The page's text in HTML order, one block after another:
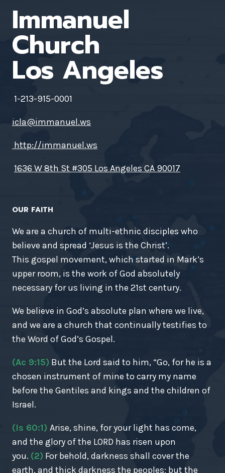
Immanuel
Church
Los Angeles
1-213-915-0001
icla@immanuel.ws
http://immanuel.ws
1636 W 8th St #305 Los Angeles CA 90017
OUR FAITH
We are a church of multi-ethnic disciples who
believe and spread ‘Jesus is the Christ’.
This gospel movement, which started in Mark’s
upper room, is the work of God absolutely
necessary for us living in the 21st century.
We believe in God’s absolute plan where we live,
and we are a church that continually testifies to
the Word of God’s Gospel.
(Ac 9:15) But the Lord said to him, “Go, for he is a
chosen instrument of mine to carry my name
before the Gentiles and kings and the children of
Israel.
(Is 60:1) Arise, shine, for your light has come,
and the glory of the LORD has risen upon
you. (2) For behold, darkness shall cover the
earth, and thick darkness the peoples; but the